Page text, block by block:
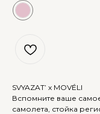
SVYAZAT’ х MOVÉLI
Вспомните ваше
самолета, стойка